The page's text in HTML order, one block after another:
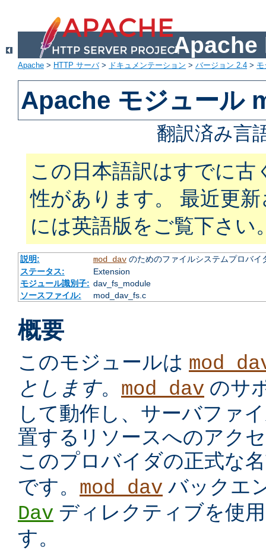
Apache
Apache > HTTP サーバ> ドキュメンテーション > バージョン 2.4 >
Apache モジュール
翻訳済み言
この日本語訳はすでに古
性があります。 最近更
には英語版をご覧下さい
説明: mod_davのためのファイルシステムプロバイ
ステータス:
Extension
モジュール識別子: dav_fs_module
ソースファイル:
mod_dav_fs.c
概要
このモジュールは
とします。 mod_dav のサ
して動作し、サーバファ
置するリソースへのアク
このプロバイダの正式な
です。 mod_dav バックエ
Dav ディレクティブを使
す。